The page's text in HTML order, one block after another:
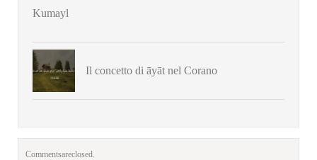
Kumayl
Il concetto di āyāt nel Corano
Comments are closed.